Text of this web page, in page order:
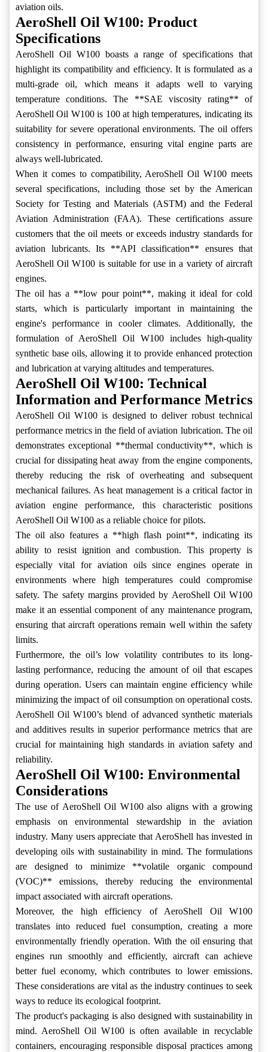
aviation oils.
AeroShell Oil W100: Product
Specifications
AeroShell Oil W100 boasts a range of specifications that
highlight its compatibility and efficiency. It is formulated as a
multi-grade oil, which means it adapts well to varying
temperature conditions. The **SAE viscosity rating** of
AeroShell Oil W100 is 100 at high temperatures, indicating its
suitability for severe operational environments. The oil offers
consistency in performance, ensuring vital engine parts are
always well-lubricated.
When it comes to compatibility, AeroShell Oil W100 meets
several specifications, including those set by the American
Society for Testing and Materials (ASTM) and the Federal
Aviation Administration (FAA). These certifications assure
customers that the oil meets or exceeds industry standards for
aviation lubricants. Its **API classification** ensures that
AeroShell Oil W100 is suitable for use in a variety of aircraft
engines.
The oil has a **low pour point**, making it ideal for cold
starts, which is particularly important in maintaining the
engine's performance in cooler climates. Additionally, the
formulation of AeroShell Oil W100 includes high-quality
synthetic base oils, allowing it to provide enhanced protection
and lubrication at varying altitudes and temperatures.
AeroShell Oil W100: Technical
Information and Performance Metrics
AeroShell Oil W100 is designed to deliver robust technical
performance metrics in the field of aviation lubrication. The oil
demonstrates exceptional **thermal conductivity**, which is
crucial for dissipating heat away from the engine components,
thereby reducing the risk of overheating and subsequent
mechanical failures. As heat management is a critical factor in
aviation engine performance, this characteristic positions
AeroShell Oil W100 as a reliable choice for pilots.
The oil also features a **high flash point**, indicating its
ability to resist ignition and combustion. This property is
especially vital for aviation oils since engines operate in
environments where high temperatures could compromise
safety. The safety margins provided by AeroShell Oil W100
make it an essential component of any maintenance program,
ensuring that aircraft operations remain well within the safety
limits.
Furthermore, the oil’s low volatility contributes to its long-
lasting performance, reducing the amount of oil that escapes
during operation. Users can maintain engine efficiency while
minimizing the impact of oil consumption on operational costs.
AeroShell Oil W100’s blend of advanced synthetic materials
and additives results in superior performance metrics that are
crucial for maintaining high standards in aviation safety and
reliability.
AeroShell Oil W100: Environmental
Considerations
The use of AeroShell Oil W100 also aligns with a growing
emphasis on environmental stewardship in the aviation
industry. Many users appreciate that AeroShell has invested in
developing oils with sustainability in mind. The formulations
are designed to minimize **volatile organic compound
(VOC)** emissions, thereby reducing the environmental
impact associated with aircraft operations.
Moreover, the high efficiency of AeroShell Oil W100
translates into reduced fuel consumption, creating a more
environmentally friendly operation. With the oil ensuring that
engines run smoothly and efficiently, aircraft can achieve
better fuel economy, which contributes to lower emissions.
These considerations are vital as the industry continues to seek
ways to reduce its ecological footprint.
The product's packaging is also designed with sustainability in
mind. AeroShell Oil W100 is often available in recyclable
containers, encouraging responsible disposal practices among